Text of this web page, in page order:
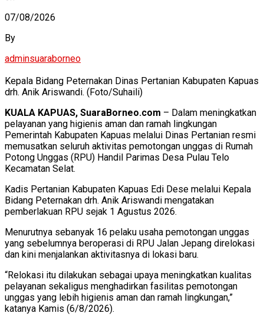
07/08/2026
By
adminsuaraborneo
Kepala Bidang Peternakan Dinas Pertanian Kabupaten Kapuas
drh. Anik Ariswandi. (Foto/Suhaili)
KUALA KAPUAS, SuaraBorneo.com – Dalam meningkatkan
pelayanan yang higienis aman dan ramah lingkungan
Pemerintah Kabupaten Kapuas melalui Dinas Pertanian resmi
memusatkan seluruh aktivitas pemotongan unggas di Rumah
Potong Unggas (RPU) Handil Parimas Desa Pulau Telo
Kecamatan Selat.
Kadis Pertanian Kabupaten Kapuas Edi Dese melalui Kepala
Bidang Peternakan drh. Anik Ariswandi mengatakan
pemberlakuan RPU sejak 1 Agustus 2026.
Menurutnya sebanyak 16 pelaku usaha pemotongan unggas
yang sebelumnya beroperasi di RPU Jalan Jepang direlokasi
dan kini menjalankan aktivitasnya di lokasi baru.
“Relokasi itu dilakukan sebagai upaya meningkatkan kualitas
pelayanan sekaligus menghadirkan fasilitas pemotongan
unggas yang lebih higienis aman dan ramah lingkungan,”
katanya Kamis (6/8/2026).